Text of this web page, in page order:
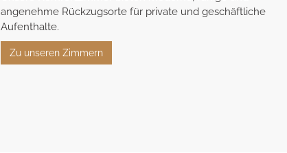
Unsere Komfortzimmer bieten moderne, ruhige und
angenehme Rückzugsorte für private und geschäftliche
Aufenthalte.